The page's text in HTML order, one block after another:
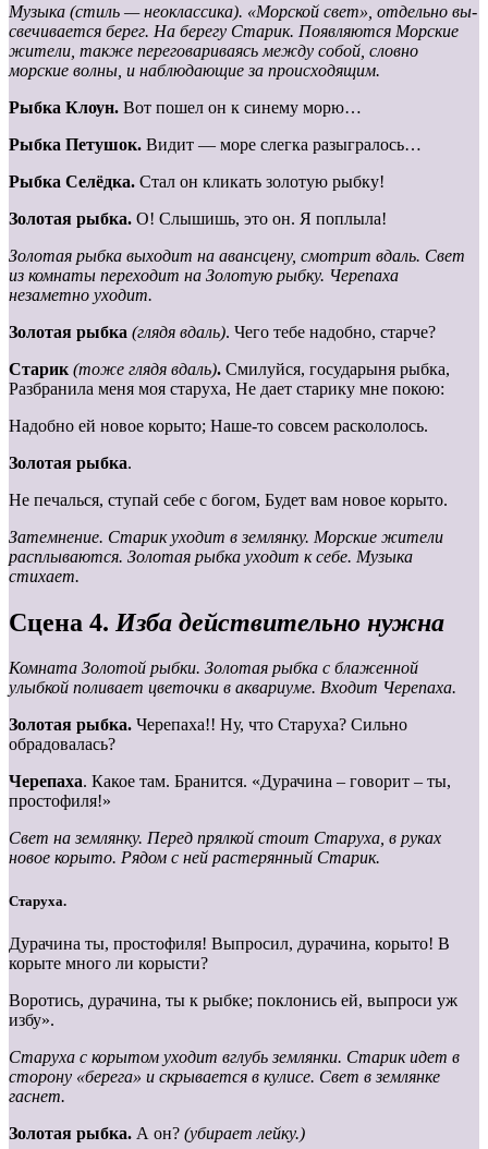
Музыка (стиль — неоклассика). «Морской свет», отдельно вы-
свечивается берег. На берегу Старик. Появляются Морские
жители, также переговариваясь между собой, словно
морские волны, и наблюдающие за происходящим.
Рыбка Клоун. Вот пошел он к синему морю…
Рыбка Петушок. Видит — море слегка разыгралось…
Рыбка Селёдка. Стал он кликать золотую рыбку!
Золотая рыбка. О! Слышишь, это он. Я поплыла!
Золотая рыбка выходит на авансцену, смотрит вдаль. Свет
из комнаты переходит на Золотую рыбку. Черепаха
незаметно уходит.
Золотая рыбка (глядя вдаль). Чего тебе надобно, старче?
Старик (тоже глядя вдаль). Смилуйся, государыня рыбка,
Разбранила меня моя старуха, Не дает старику мне покою:
Надобно ей новое корыто; Наше-то совсем раскололось.
Золотая рыбка.
Не печалься, ступай себе с богом, Будет вам новое корыто.
Затемнение. Старик уходит в землянку. Морские жители
расплываются. Золотая рыбка уходит к себе. Музыка
стихает.
Сцена 4. Изба действительно нужна
Комната Золотой рыбки. Золотая рыбка с блаженной
улыбкой поливает цветочки в аквариуме. Входит Черепаха.
Золотая рыбка. Черепаха!! Ну, что Старуха? Сильно
обрадовалась?
Черепаха. Какое там. Бранится. «Дурачина – говорит – ты,
простофиля!»
Свет на землянку. Перед прялкой стоит Старуха, в руках
новое корыто. Рядом с ней растерянный Старик.
Старуха.
Дурачина ты, простофиля! Выпросил, дурачина, корыто! В
корыте много ли корысти?
Воротись, дурачина, ты к рыбке; поклонись ей, выпроси уж
избу».
Старуха с корытом уходит вглубь землянки. Старик идет в
сторону «берега» и скрывается в кулисе. Свет в землянке
гаснет.
Золотая рыбка. А он? (убирает лейку.)